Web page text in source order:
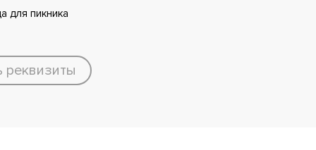
для пикника
реквизиты